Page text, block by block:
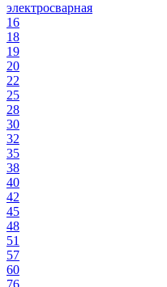
электросварная
16
18
19
20
22
25
28
30
32
35
38
40
42
45
48
51
57
60
76